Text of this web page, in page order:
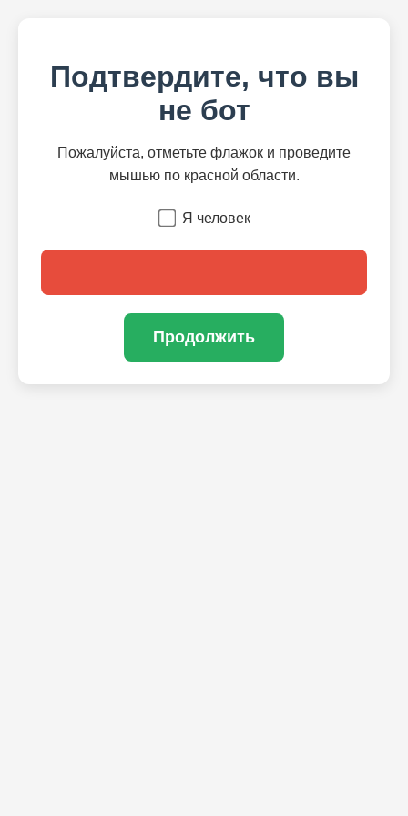
Подтвердите, что вы
не бот
Пожалуйста, отметьте флажок и проведите
мышью по красной области.
Я человек
Продолжить